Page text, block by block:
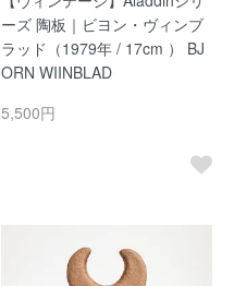
ーズ 陶板｜ビヨン・ヴィンブ
ラッド（1979年 / 17cm ） BJ
ORN WIINBLAD
5,500円